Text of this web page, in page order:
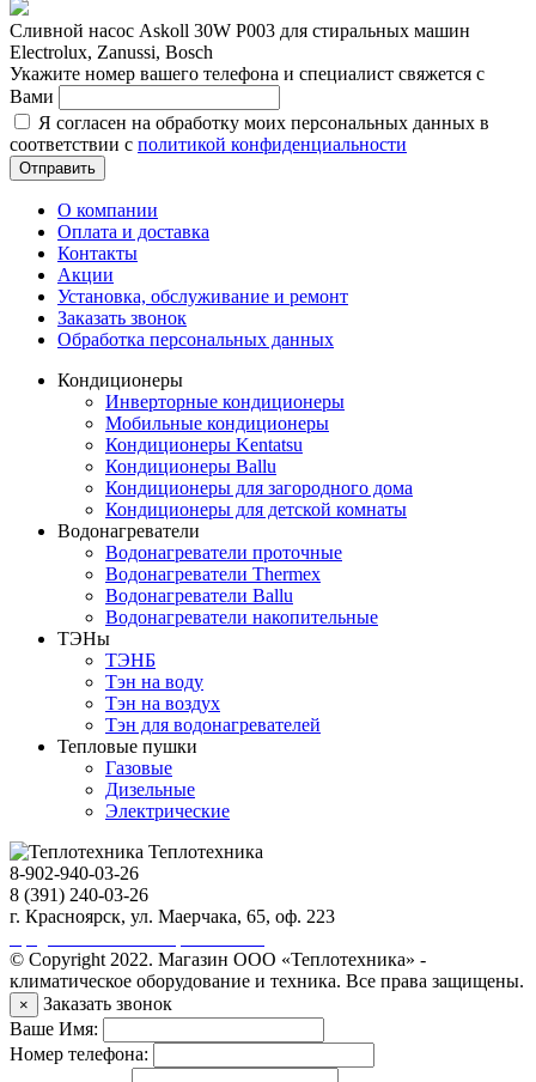
Сливной насос Askoll 30W P003 для стиральных машин
Electrolux, Zanussi, Bosch
Укажите номер вашего телефона и специалист свяжется с
Вами
Я согласен на обработку моих персональных данных в
соответствии с политикой конфиденциальности
Отправить
О компании
Оплата и доставка
Контакты
Акции
Установка, обслуживание и ремонт
Заказать звонок
Обработка персональных данных
Кондиционеры
Инверторные кондиционеры
Мобильные кондиционеры
Кондиционеры Kentatsu
Кондиционеры Ballu
Кондиционеры для загородного дома
Кондиционеры для детской комнаты
Водонагреватели
Водонагреватели проточные
Водонагреватели Thermex
Водонагреватели Ballu
Водонагреватели накопительные
ТЭНы
ТЭНБ
Тэн на воду
Тэн на воздух
Тэн для водонагревателей
Тепловые пушки
Газовые
Дизельные
Электрические
Теплотехника
8-902-940-03-26
8 (391) 240-03-26
г. Красноярск, ул. Маерчака, 65, оф. 223
© Copyright 2022. Магазин ООО «Теплотехника» -
климатическое оборудование и техника. Все права защищены.
×
Заказать звонок
Ваше Имя:
Номер телефона: